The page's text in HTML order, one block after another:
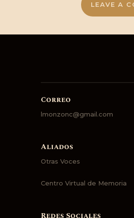
Correo
lmonzonc@gmail.com
Aliados
Otras Voces
Centro Virtual de Memoria